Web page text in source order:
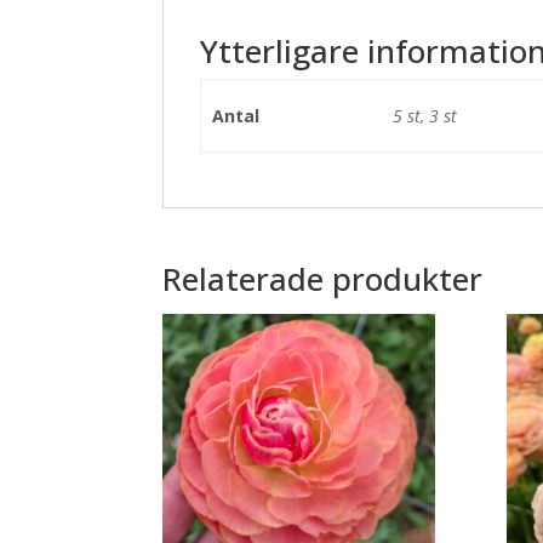
Ytterligare
Antal 5 st, 3 st
Relaterade produkter